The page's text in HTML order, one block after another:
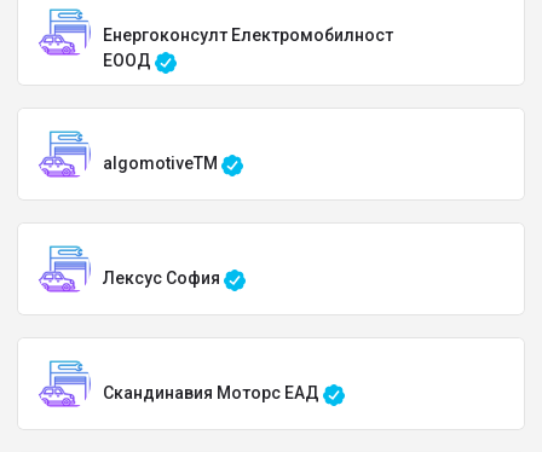
Енергоконсулт Електромобилност
ЕООД
algomotiveTM
Лексус София
Скандинавия Моторс ЕАД